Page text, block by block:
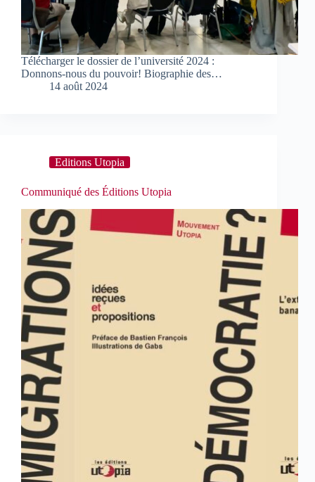
Télécharger le dossier de l’université 2024 :
Donnons-nous du pouvoir! Biographie des…
14 août 2024
Editions Utopia
Communiqué des Éditions Utopia